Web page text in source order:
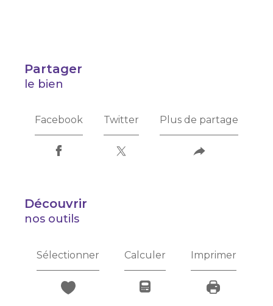
partager
le bien
Facebook Twitter Plus de partage
découvrir
nos outils
Sélectionner Calculer Imprimer